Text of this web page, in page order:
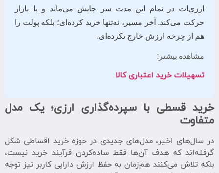
ارزی‌ات در تمام این مدت سر جایش می‌ماند و با بازار
حرکت می‌کند. آخر مسیر، نه‌تنها خرید کرده‌ای؛ بلکه پولت را
هم از چرخه ارزش خارج نکرده‌ای.
مشاهده بیشتر:
تسهیلات خرید اعتباری کالا
خرید قسطی با سپرده‌گذاری ارزی؛ یک مدل
متفاوت
در سال‌های اخیر، مدل‌های جدیدی در حوزه خرید اقساطی شکل
گرفته‌اند که هدف آن‌ها فقط ساده‌کردن فرآیند خرید نیست،
بلکه تلاش می‌کنند هم‌زمان به حفظ ارزش دارایی کاربر نیز توجه